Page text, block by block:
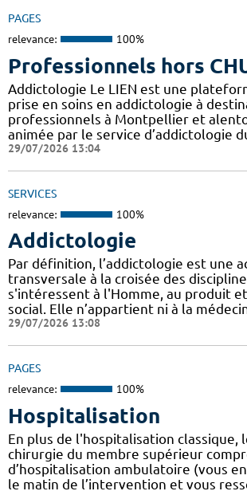
PAGES
relevance: 100%
Professionnels hors
Addictologie Le LIEN est une
prise en soins en addictologie à
professionnels à Montpellier et
animée par le service d’addictologie
29/07/2026 13:04
SERVICES
relevance: 100%
Addictologie
Par définition, l’addictologie est une
transversale à la croisée des
s'intéressent à l'Homme, au produit
social. Elle n’appartient ni à la
29/07/2026 13:08
PAGES
relevance: 100%
Hospitalisation
En plus de l'hospitalisation classique,
chirurgie du membre supérieur
d’hospitalisation ambulatoire (vous
le matin de l’intervention et vous